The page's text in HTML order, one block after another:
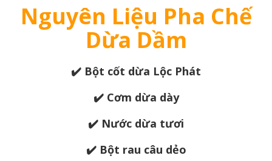
Nguyên Liệu Pha Chế
Dừa Dầm
✔️ Bột cốt dừa Lộc Phát
✔️ Cơm dừa dày
✔️ Nước dừa tươi
✔️ ​Bột rau câu dẻo